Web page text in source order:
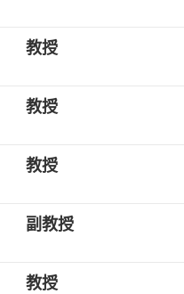
教授
教授
教授
副教授
教授